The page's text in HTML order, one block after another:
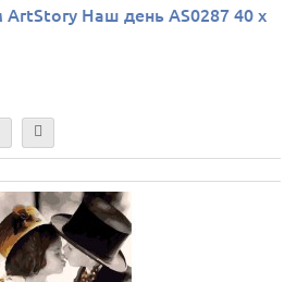
Наш день AS0287 40 х